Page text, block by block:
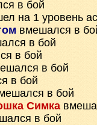
в бой
на 1 уровень
вмешался в
в бой
в бой
в бой
в бой
в бой
Симка
в бой